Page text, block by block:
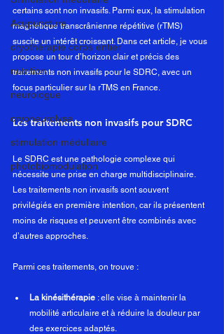
Acupuncture
cryothérapie corps entier
nutrition
neurologue
cryoneurolyse
stimulation médullaire
photobiomodulation
certains sont non invasifs. Parmi eux, la stimulation
magnétique transcrânienne répétitive (rTMS)
suscite un intérêt croissant. Dans cet article, je vous
propose un tour d’horizon clair et précis des
traitements non invasifs pour le SDRC, avec un
focus particulier sur la rTMS en France.
Les traitements non invasifs pour SDRC
Le SDRC est une pathologie complexe qui
nécessite une prise en charge multidisciplinaire.
Les traitements non invasifs sont souvent
privilégiés en première intention, car ils présentent
moins de risques et peuvent être combinés avec
d’autres approches.
Parmi ces traitements, on trouve :
La kinésithérapie : elle vise à maintenir la
mobilité articulaire et à réduire la douleur par
des exercices adaptés.